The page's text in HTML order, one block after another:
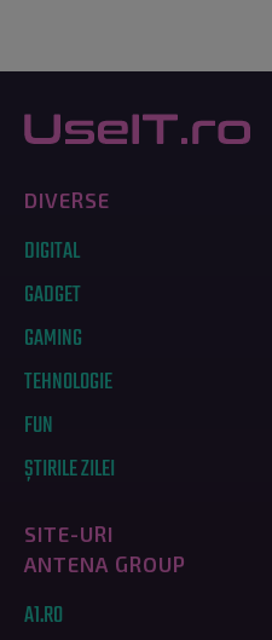
DIVERSE
DIGITAL
GADGET
GAMING
TEHNOLOGIE
FUN
ȘTIRILE ZILEI
SITE-URI
ANTENA GROUP
A1.RO